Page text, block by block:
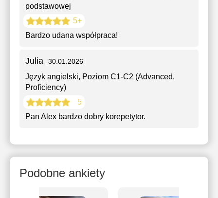
podstawowej
5+
Bardzo udana współpraca!
Julia 30.01.2026
Język angielski, Poziom C1-C2 (Advanced,
Proficiency)
5
Pan Alex bardzo dobry korepetytor.
Podobne ankiety